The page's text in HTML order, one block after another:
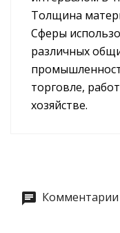
Толщина
Сферы
различных
торговле,
хозяйстве.
Комментарии